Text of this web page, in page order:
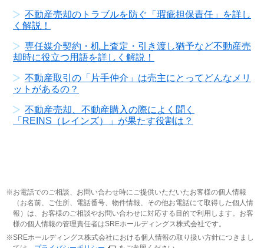
不動産売却のトラブルを防ぐ「瑕疵担保責任」を詳し
く解説！
専任媒介契約・机上査定・引き渡し猶予など不動産売
却時に役立つ用語を詳しく解説！
不動産取引の「片手仲介」は売主にとってどんなメリ
ットがあるの？
不動産売却、不動産購入の際によく聞く
「REINS（レインズ）」が果たす役割は？
お電話でのご相談、お問い合わせ時にご提供いただいたお客様の個人情報
（お名前、ご住所、電話番号、物件情報、その他お電話にて取得した個人情
報）は、お客様のご相談やお問い合わせに対応する目的で利用します。お客
様の個人情報の管理責任者はSREホールディングス株式会社です。
SREホールディングス株式会社における個人情報の取り扱い方針につきまし